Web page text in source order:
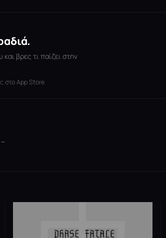
βρες τι παίζει στην
στο App Store
→